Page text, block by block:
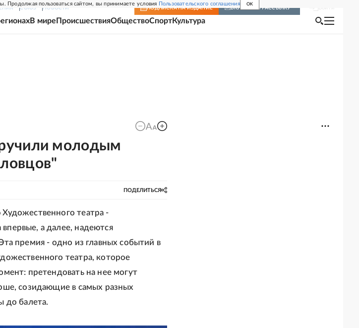
Продолжая пользоваться сайтом, вы принимаете условия Пользовательского соглашения OK
СОЮЗ НОВОСТИ ПОДПИСКА НА ИЗДАНИЕ ВКЛЮЧИТЬ РАССЫЛКУ
В мире ПроисшествияОбществоСпортКультура
молодым
ПОДЕЛИТЬСЯ
театра -
а далее, надеются
премия - одно из главных событий в
театра, которое
претендовать на нее могут
созидающие в самых разных
до балета.